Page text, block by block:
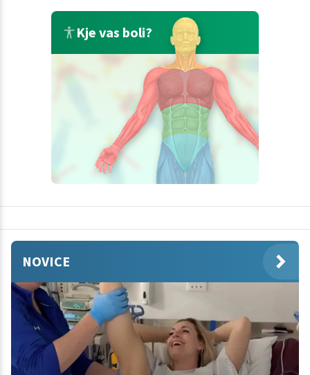
Kje vas boli?
NOVICE